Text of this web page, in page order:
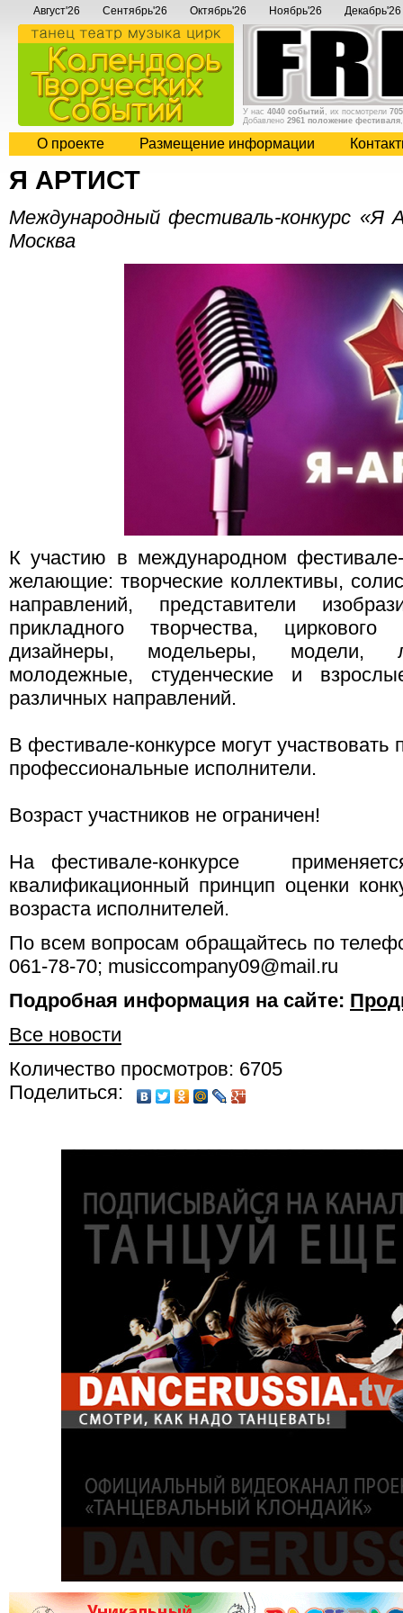
Август'26 Сентябрь'26 Октябрь'26 Ноябрь'26 Декабрь'26
У нас 4040 событий , их посмотрели
Добавлено 2961 положение фестиваля
О проекте Размещение информации
Я АРТИСТ
Международный фестиваль-конкурс «Я
Москва
К участию в международном
желающие: творческие коллективы,
направлений, представители
прикладного творчества,
дизайнеры, модельеры, модели,
молодежные, студенческие и
различных направлений.
В фестивале-конкурсе могут участвовать
профессиональные исполнители.
Возраст участников не ограничен!
На фестивале-конкурсе
квалификационный принцип оценки
возраста исполнителей.
По всем вопросам обращайтесь по
061-78-70; musiccompany09@mail.ru
Подробная информация на сайте:
Все новости
Количество просмотров: 6705
Поделиться: